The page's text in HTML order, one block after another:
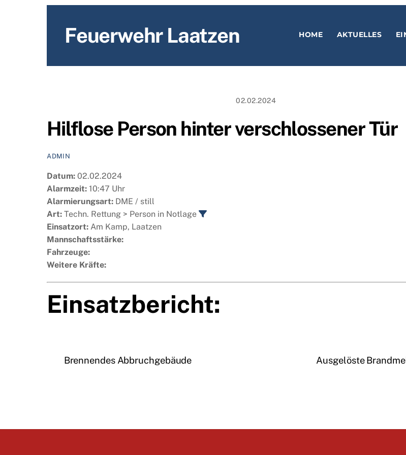
Feuerwehr Laatzen HOME AKTUELLES
02.02.2024
Hilflose Person hinter verschlossener Tür
ADMIN
Datum: 02.02.2024
Alarmzeit: 10:47 Uhr
Alarmierungsart: DME / still
Art: Techn. Rettung > Person in Notlage
Einsatzort: Am Kamp, Laatzen
Mannschaftsstärke:
Fahrzeuge:
Weitere Kräfte:
Einsatzbericht:
Brennendes Abbruchgebäude Ausgelöste